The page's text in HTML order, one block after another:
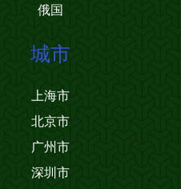
俄国
城市
上海市
北京市
广州市
深圳市